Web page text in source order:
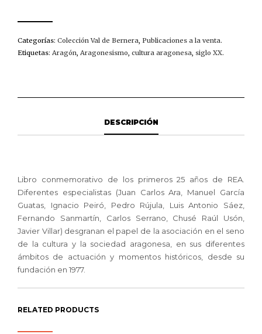
HACIENDO
CAMINOS
Categorías: Colección Val de Bernera, Publicaciones a la venta.
Etiquetas: Aragón, Aragonesismo, cultura aragonesa, siglo XX.
DESCRIPCIÓN
Libro conmemorativo de los primeros 25 años de REA.
Diferentes especialistas (Juan Carlos Ara, Manuel García
Guatas, Ignacio Peiró, Pedro Rújula, Luis Antonio Sáez,
Fernando Sanmartín, Carlos Serrano, Chusé Raúl Usón,
Javier Villar) desgranan el papel de la asociación en el seno
de la cultura y la sociedad aragonesa, en sus diferentes
ámbitos de actuación y momentos históricos, desde su
fundación en 1977.
RELATED PRODUCTS